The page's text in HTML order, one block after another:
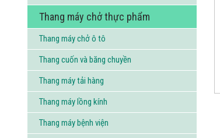
Thang máy chở thực phẩm
Thang máy chở ô tô
Thang cuốn và băng chuyền
Thang máy tải hàng
Thang máy lồng kính
Thang máy bệnh viện